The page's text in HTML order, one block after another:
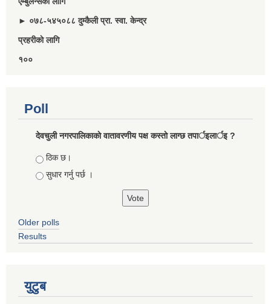
► ०७८-५४५०८८ दुम्कैली प्रा. स्वा. केन्द्र
प्रहरीकाे लागि
१००
Poll
देवचुली नगरपालिकाकाे वातावरणीय पक्ष कस्ताे लाग्छ तपार्इलार्इ ?
Choices
ठिक छ।
सुधार गर्नु पर्छ ।
Older polls
Results
युटुब